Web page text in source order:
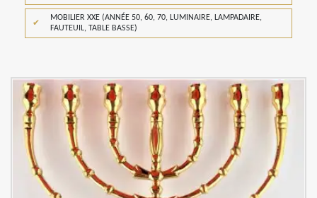
MOBILIER XXE (ANNÉE 50, 60, 70, LUMINAIRE, LAMPADAIRE,
FAUTEUIL, TABLE BASSE)